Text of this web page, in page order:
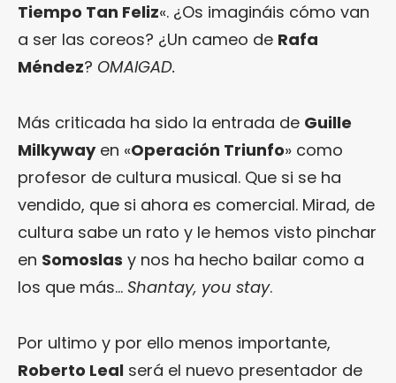
Tiempo Tan Feliz«. ¿Os imagináis cómo van
a ser las coreos? ¿Un cameo de Rafa
Méndez? OMAIGAD.
Más criticada ha sido la entrada de Guille
Milkywayen «Operación Triunfo» como
profesor de cultura musical. Que si se ha
vendido, que si ahora es comercial. Mirad, de
cultura sabe un rato y le hemos visto pinchar
en Somoslas y nos ha hecho bailar como a
los que más… Shantay, you stay.
Por ultimo y por ello menos importante,
Roberto Leal será el nuevo presentador de